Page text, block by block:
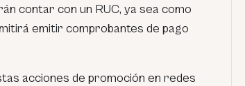
contar con un RUC, ya sea como
emitir comprobantes de pago
acciones de promoción en redes